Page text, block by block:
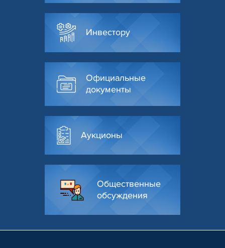
Инвестору
Официальные
документы
Аукционы
Общественные
обсуждения